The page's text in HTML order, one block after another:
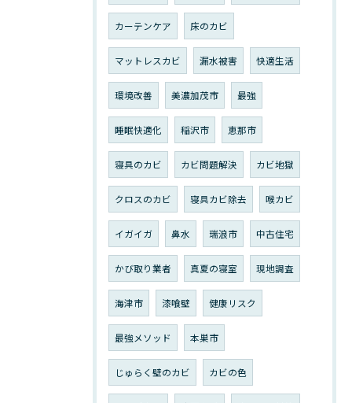
カーテンケア 床のカビ
マットレスカビ 漏水被害 快適生活
環境改善 美濃加茂市 最強
睡眠快適化 稲沢市 恵那市
寝具のカビ カビ問題解決 カビ地獄
クロスのカビ 寝具カビ除去 喉カビ
イガイガ 鼻水 瑞浪市 中古住宅
かび取り業者 真夏の寝室 現地調査
海津市 漆喰壁 健康リスク
最強メソッド 本巣市
じゅらく壁のカビ カビの色